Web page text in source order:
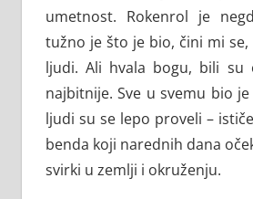
umetnost. Rokenrol je
tužno je što je bio, čini mi
ljudi. Ali hvala bogu, bili su
najbitnije. Sve u svemu bio
ljudi su se lepo proveli –
benda koji narednih dana
svirki u zemlji i okruženju.